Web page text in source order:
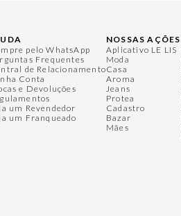
pelo WhatsApp
Frequentes
de Relacionamento
Conta
e Devoluções
um Revendedor
um Franqueado
NOSSAS AÇÕES
Aplicativo LE LIS
Moda
Casa
Aroma
Jeans
Protea
Cadastro
Bazar
Mães